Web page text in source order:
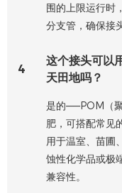
围的上限运行时
分支管，确保接
4
这个接头可以
天田地吗？
是的——POM（
肥，可搭配常见
用于温室、苗圃
蚀性化学品或极
兼容性。